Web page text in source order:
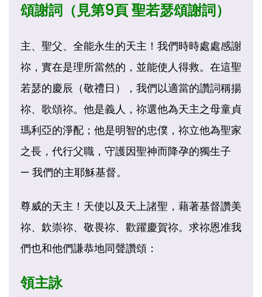
頌謝詞（見第9頁 聖若瑟頌謝詞）
主、聖父、全能永生的天主！我們時時處處感謝
祢，實在是理所當然的，並能使人得救。在這聖
若瑟的慶辰（敬禮日），我們以適當的讚詞稱揚
祢、歌頌祢。他是義人，祢選他為天主之母童貞
瑪利亞的淨配；他是明智的忠僕，祢立他為聖家
之長，代行父職，守護因聖神而降孕的獨生子
— 我們的主耶穌基督。
尊威的天主！天使以及天上諸聖，藉著基督讚美
祢、欽崇祢、敬畏祢、歡躍慶賀祢。求祢恩准我
們也和他們謙恭地同聲讚頌：
領主詠